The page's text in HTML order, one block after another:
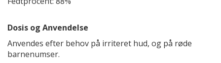
Dosis og Anvendelse
Anvendes efter behov på irriteret hud, og på røde
barnenumser.